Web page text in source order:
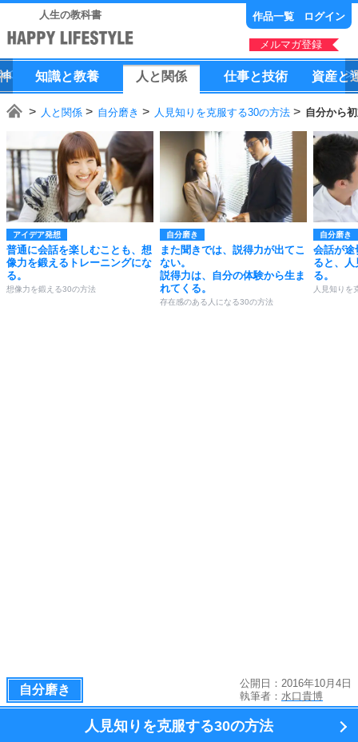
人生の教科書 作品一覧 ログイン
メルマガ登録
知識と教養 人 と 関係 仕事と技術 資産と
人と関係 自分磨き 人見知りを克服する30の方法 自分から
アイデア発想
普通に会話を楽しむことも、想
像力を鍛えるトレーニングにな
る。
想像力を鍛える30の方法
自分磨き
また聞きでは、説得力が出てこ
ない。
説得力は、自分の体験から生ま
れてくる。
存在感のある人になる30の方法
自分磨き
会話が途
ると、
る。
人見知りを
自分磨き
公開日：2016年10月4日
執筆者： 水口貴博
人見知りを克服する30の方法